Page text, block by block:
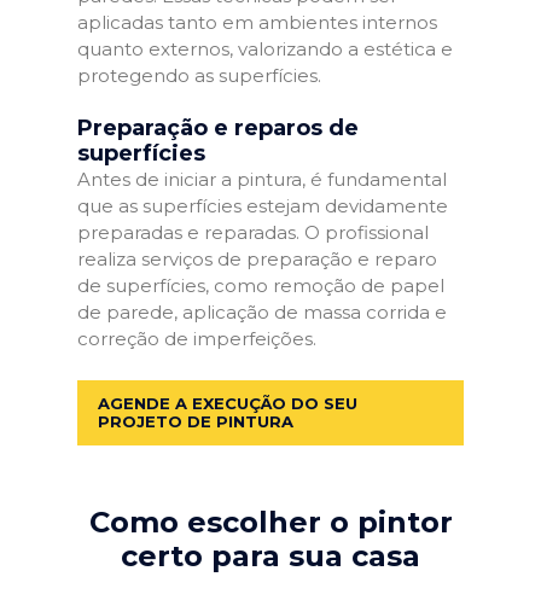
aplicadas tanto em ambientes internos
quanto externos, valorizando a estética e
protegendo as superfícies.
Preparação e reparos de
superfícies
Antes de iniciar a pintura, é fundamental
que as superfícies estejam devidamente
preparadas e reparadas. O profissional
realiza serviços de preparação e reparo
de superfícies, como remoção de papel
de parede, aplicação de massa corrida e
correção de imperfeições.
AGENDE A EXECUÇÃO DO SEU
PROJETO DE PINTURA
Como escolher o pintor
certo para sua casa